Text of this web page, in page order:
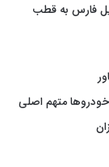
فارس به قطب
متهم اصلی